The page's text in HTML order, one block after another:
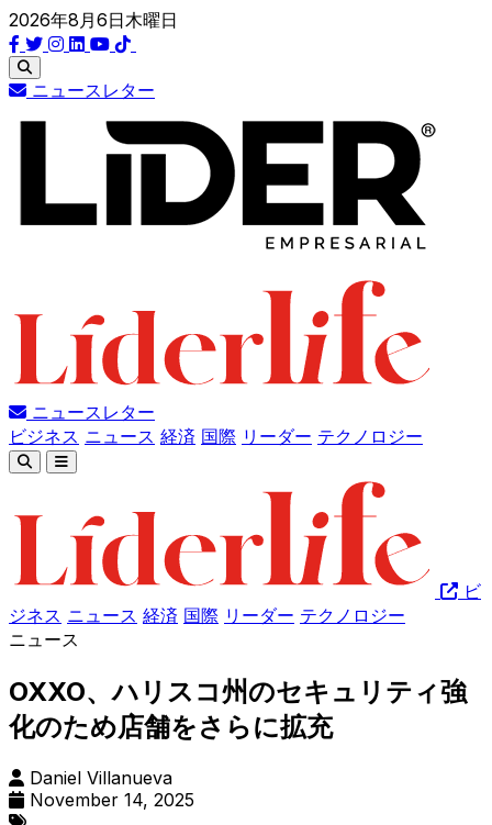
2026年8月6日木曜日
ニュースレター
ニュースレター
ビジネス ニュース 経済 国際 リーダー テクノロジー
ビ
ジネス ニュース 経済 国際 リーダー テクノロジー
ニュース
OXXO、ハリスコ州のセキュリティ強
化のため店舗をさらに拡充
Daniel Villanueva
November 14, 2025